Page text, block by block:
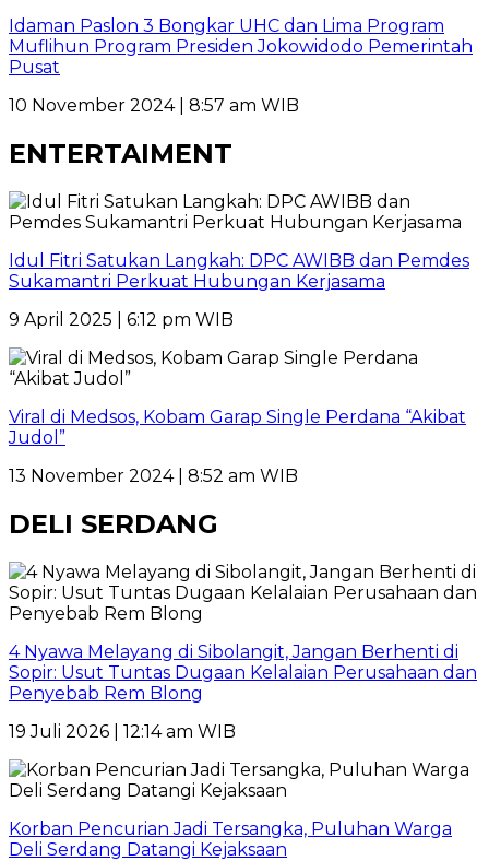
Idaman Paslon 3 Bongkar UHC dan Lima Program
Muflihun Program Presiden Jokowidodo Pemerintah
Pusat
10 November 2024 | 8:57 am WIB
ENTERTAIMENT
Idul Fitri Satukan Langkah: DPC AWIBB dan Pemdes
Sukamantri Perkuat Hubungan Kerjasama
9 April 2025 | 6:12 pm WIB
Viral di Medsos, Kobam Garap Single Perdana “Akibat
Judol”
13 November 2024 | 8:52 am WIB
DELI SERDANG
4 Nyawa Melayang di Sibolangit, Jangan Berhenti di
Sopir: Usut Tuntas Dugaan Kelalaian Perusahaan dan
Penyebab Rem Blong
19 Juli 2026 | 12:14 am WIB
Korban Pencurian Jadi Tersangka, Puluhan Warga
Deli Serdang Datangi Kejaksaan